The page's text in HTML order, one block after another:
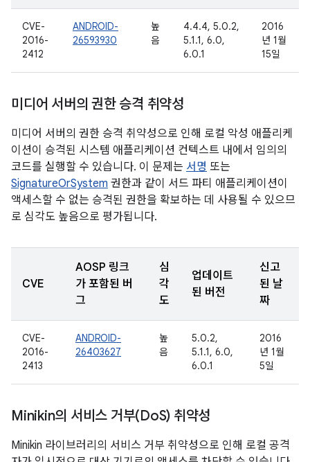
CVE-
2016-
2412
ANDROID-
26593930
높
음
4.4.4, 5.0.2,
5.1.1, 6.0,
6.0.1
2016
년 1월
15일
미디어 서버의 권한 승격 취약성
미디어 서버의 권한 승격 취약성으로 인해 로컬 악성 애플리케
이션이 승격된 시스템 애플리케이션 컨텍스트 내에서 임의의
코드를 실행할 수 있습니다. 이 문제는 서명 또는
SignatureOrSystem 권한과 같이 서드 파티 애플리케이션이
액세스할 수 없는 승격된 권한을 확보하는 데 사용될 수 있으므
로 심각도 높음으로 평가됩니다.
CVE
AOSP 링크
가 포함된 버
그
심
각
도
업데이트
된 버전
신고
된 날
짜
CVE-
2016-
2413
ANDROID-
26403627
높
음
5.0.2,
5.1.1, 6.0,
6.0.1
2016
년 1월
5일
Minikin의 서비스 거부(DoS) 취약성
Minikin 라이브러리의 서비스 거부 취약성으로 인해 로컬 공격